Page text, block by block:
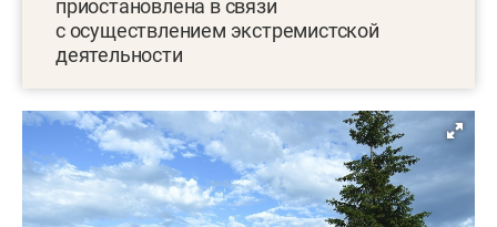
приостановлена в связи
с осуществлением экстремистской
деятельности